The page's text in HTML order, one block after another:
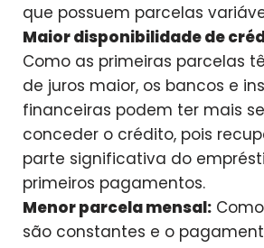
que possuem parcelas
Maior disponibilidade de
Como as primeiras parcelas
de juros maior, os bancos e
financeiras podem ter mais
conceder o crédito, pois
parte significativa do
primeiros pagamentos.
Menor parcela mensal:
são constantes e o